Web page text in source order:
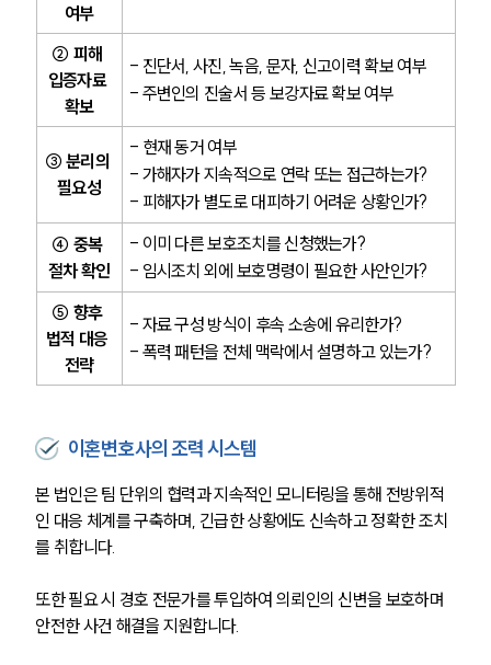
여부
② 피해
입증자료
확보
- 진단서, 사진, 녹음, 문자, 신고이력 확보 여부
- 주변인의 진술서 등 보강자료 확보 여부
③ 분리의
필요성
- 현재 동거 여부
- 가해자가 지속적으로 연락 또는 접근하는가?
- 피해자가 별도로 대피하기 어려운 상황인가?
④ 중복
절차 확인
- 이미 다른 보호조치를 신청했는가?
- 임시조치 외에 보호명령이 필요한 사안인가?
⑤ 향후
법적 대응
전략
- 자료 구성 방식이 후속 소송에 유리한가?
- 폭력 패턴을 전체 맥락에서 설명하고 있는가?
이혼변호사의 조력 시스템
본 법인은 팀 단위의 협력과 지속적인 모니터링을 통해 전방위적
인 대응 체계를 구축하며, 긴급한 상황에도 신속하고 정확한 조치
를 취합니다.
또한 필요 시 경호 전문가를 투입하여 의뢰인의 신변을 보호하며
안전한 사건 해결을 지원합니다.